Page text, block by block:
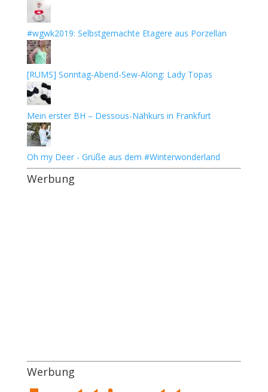
#wgwk2019: Selbstgemachte Etagere aus Porzellan
[RUMS] Sonntag-Abend-Sew-Along: Lady Topas
Mein erster BH – Dessous-Nähkurs in Frankfurt
Oh my Deer - Grüße aus dem #Winterwonderland
Werbung
Werbung